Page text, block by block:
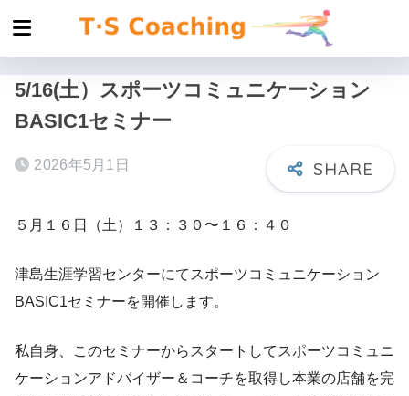
5/16(土）スポーツコミュニケーション
BASIC1セミナー
2026年5月1日
５月１６日（土）１３：３０〜１６：４０
津島生涯学習センターにてスポーツコミュニケーション
BASIC1セミナーを開催します。
私自身、このセミナーからスタートしてスポーツコミュニ
ケーションアドバイザー＆コーチを取得し本業の店舗を完